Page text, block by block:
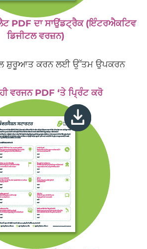
PDF ਦਾ ਸਾਉਂਡਟ੍ਰੈਕ (ਇੰਟਰਐਕਟਿਵ
ਡਿਜੀਟਲ ਵਰਜ਼ਨ)
ਸ਼ੁਰੂਆਤ ਕਰਨ ਲਈ ਉੱਤਮ ਉਪਕਰਨ
ਵਰਜਨ PDF ‘ਤੇ ਪ੍ਰਿੰਟ ਕਰੋ